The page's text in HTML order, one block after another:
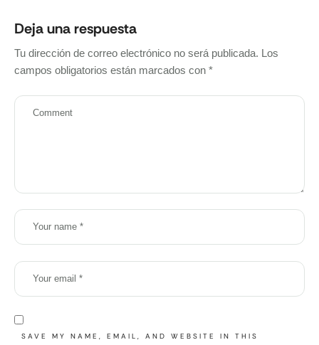
Deja una respuesta
Tu dirección de correo electrónico no será publicada. Los
campos obligatorios están marcados con *
SAVE MY NAME, EMAIL, AND WEBSITE IN THIS